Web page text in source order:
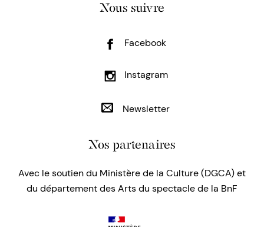
Nous suivre
Facebook
Instagram
Newsletter
Nos partenaires
Avec le soutien du Ministère de la Culture (DGCA) et
du département des Arts du spectacle de la BnF